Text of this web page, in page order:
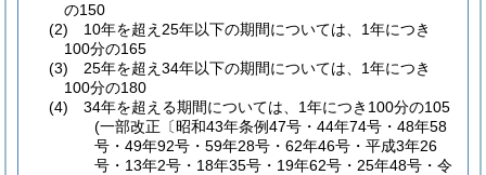
の150
(2)
10年を超え25年以下の期間については、1年につき
100分の165
(3)
25年を超え34年以下の期間については、1年につき
100分の180
(4)
34年を超える期間については、1年につき100分の105
(一部改正〔昭和43年条例47号・44年74号・48年58
号・49年92号・59年28号・62年46号・平成3年26
号・13年2号・18年35号・19年62号・25年48号・令